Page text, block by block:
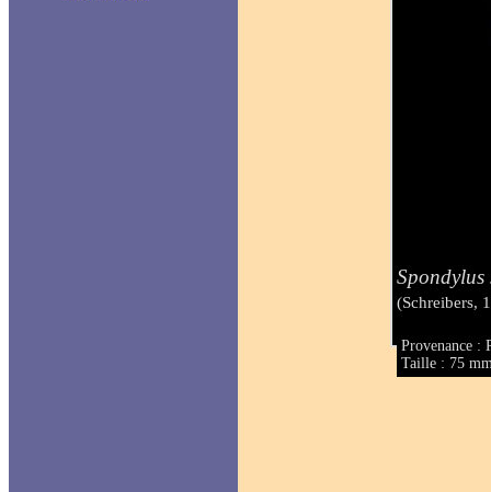
Spondylus
(Schreibers,
Provenance :
Taille : 75